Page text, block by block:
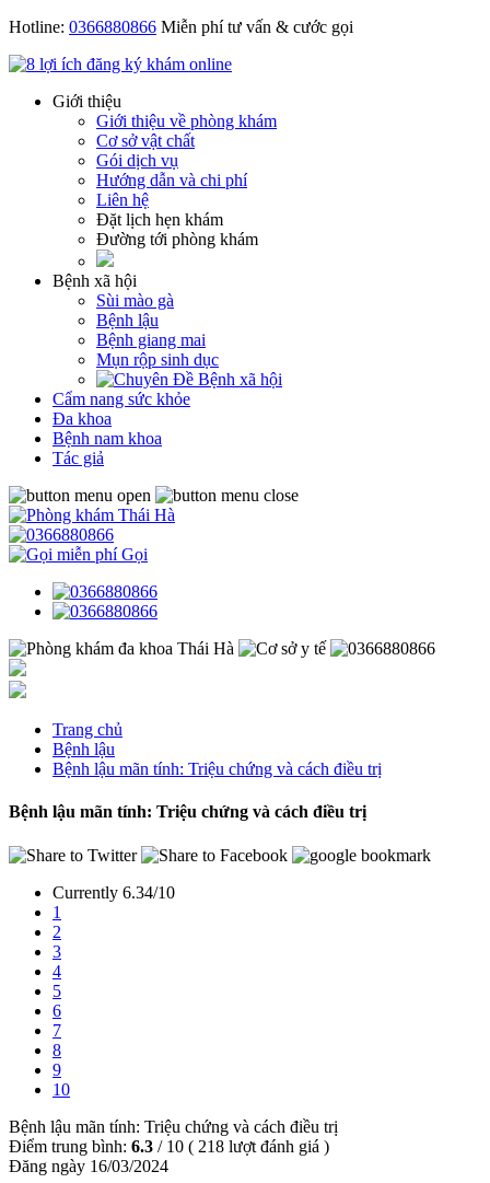
Hotline: 0366880866 Miễn phí tư vấn & cước gọi
Giới thiệu
Giới thiệu về phòng khám
Cơ sở vật chất
Gói dịch vụ
Hướng dẫn và chi phí
Liên hệ
Đặt lịch hẹn khám
Đường tới phòng khám
Bệnh xã hội
Sùi mào gà
Bệnh lậu
Bệnh giang mai
Mụn rộp sinh dục
Cẩm nang sức khỏe
Đa khoa
Bệnh nam khoa
Tác giả
Gọi
Trang chủ
Bệnh lậu
Bệnh lậu mãn tính: Triệu chứng và cách điều trị
Bệnh lậu mãn tính: Triệu chứng và cách điều trị
Currently 6.34/10
1
2
3
4
5
6
7
8
9
10
Bệnh lậu mãn tính: Triệu chứng và cách điều trị
Điểm trung bình: 6.3 / 10 ( 218 lượt đánh giá )
Đăng ngày 16/03/2024